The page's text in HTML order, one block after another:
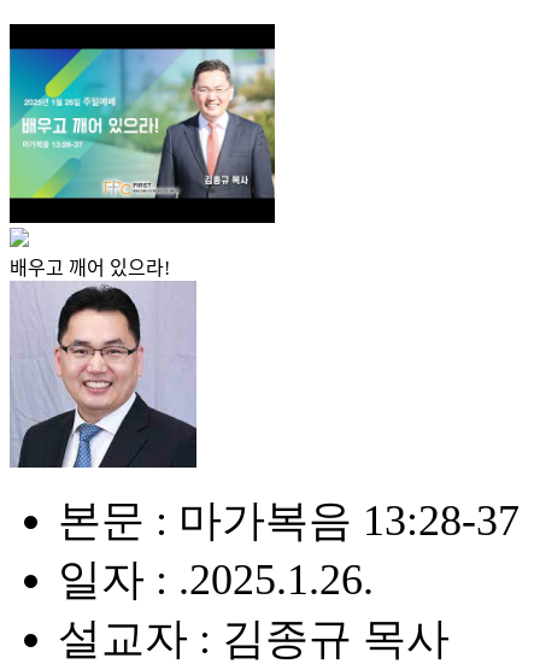
배우고 깨어 있으라!
본문 : 마가복음 13:28-37
일자 : .2025.1.26.
설교자 : 김종규 목사